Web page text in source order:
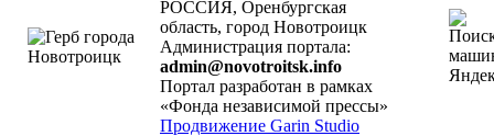
РОССИЯ, Оренбургская
область, город Новотроицк
Администрация портала:
admin@novotroitsk.info
Портал разработан в рамках
«Фонда независимой прессы»
Продвижение Garin Studio